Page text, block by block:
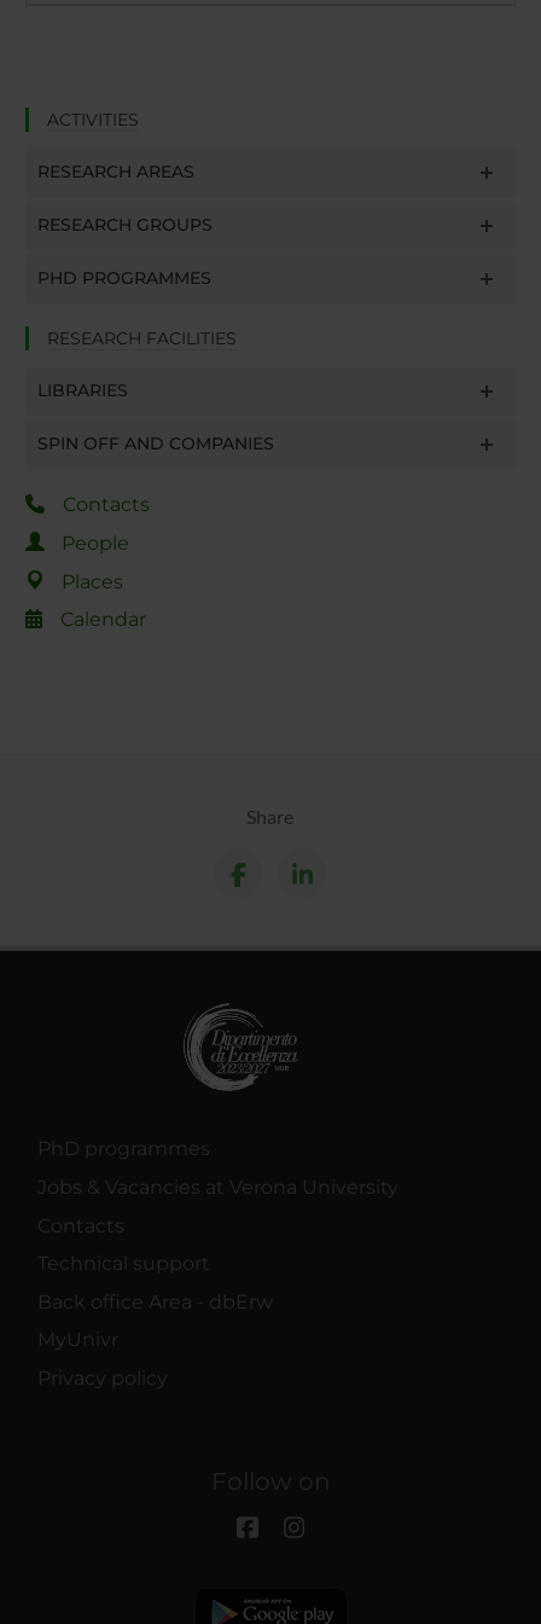
ACTIVITIES
RESEARCH AREAS
RESEARCH GROUPS
PHD PROGRAMMES
RESEARCH FACILITIES
LIBRARIES
SPIN OFF AND COMPANIES
Contacts
People
Places
Calendar
Share
PhD programmes
Jobs & Vacancies at Verona University
Contacts
Technical support
Back office Area - dbErw
MyUnivr
Privacy policy
Follow on